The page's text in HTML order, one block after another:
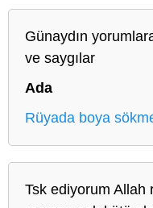
Günaydın
ve saygılar
Ada
Rüyada boya
Tsk ediyorum Allah